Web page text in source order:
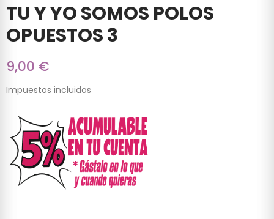
TU Y YO SOMOS POLOS
OPUESTOS 3
9,00 €
Impuestos incluidos